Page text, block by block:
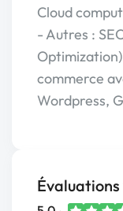
Cloud
- Autres :
commerce
Wordpress,